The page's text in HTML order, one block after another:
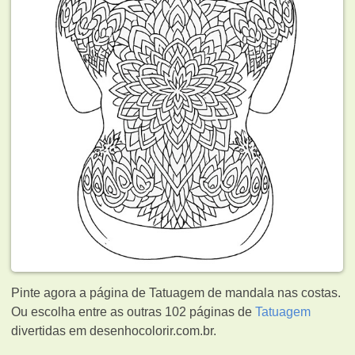
Pinte agora a página de Tatuagem de mandala nas costas.
Ou escolha entre as outras 102 páginas deTatuagem
divertidas em desenhocolorir.com.br.